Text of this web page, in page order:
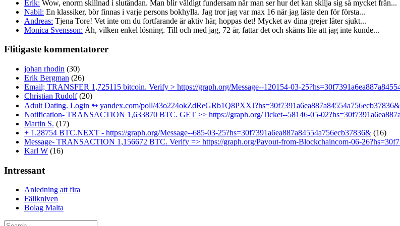
Erik: Wow, enorm skillnad i slutändan. Man blir väldigt fundersam när man ser hur det kan skilja sig så mycket från...
Nabil: En klassiker, bör finnas i varje persons bokhylla. Jag tror jag var max 16 när jag läste den för första...
Andreas: Tjena Tore! Vet inte om du fortfarande är aktiv här, hoppas det! Mycket av dina grejer låter sjukt...
Monica Svensson: Åh, vilken enkel lösning. Till och med jag, 72 år, fattar det och skäms lite att jag inte kunde...
Flitigaste kommentatorer
johan rhodin (30)
Erik Bergman (26)
Email; TRANSFER 1,725115 bitcoin. Verify > https://graph.org/Message--120154-03-
Christian Rudolf(20)
Adult Dating. Login ↬ yandex.com/poll/
Notification- TRANSACTION 1,633870 BTC. GET >> https://graph.org/Ticket--58146-05-
Martin S. (17)
+ 1.28754 BTC.NEXT - https://graph.org/Message--685-03-25?hs=30f7391a6ea887a84554a756ecb37836& (16)
Message- TRANSACTION 1,156672 BTC. Verify => https://graph.org/Payout-from-Blockchaincom-06-
Karl W (16)
Intressant
Anledning att fira
Fällkniven
Bolag Malta